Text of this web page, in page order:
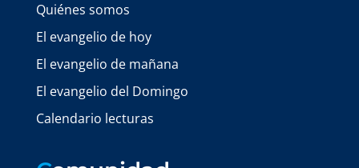
Quiénes somos
El evangelio de hoy
El evangelio de mañana
El evangelio del Domingo
Calendario lecturas